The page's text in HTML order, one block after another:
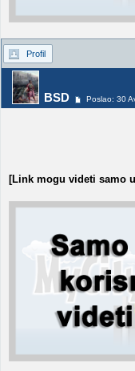
Profil
BSD Poslao: 30
[Link mogu videti samo